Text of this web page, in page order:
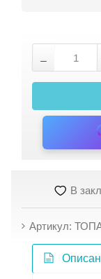
В
Артикул: